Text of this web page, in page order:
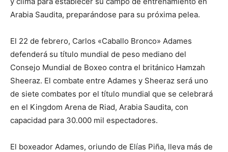
Arabia Saudita, preparándose para su próxima pelea.
El 22 de febrero, Carlos «Caballo Bronco» Adames
defenderá su título mundial de peso mediano del
Consejo Mundial de Boxeo contra el británico Hamzah
Sheeraz. El combate entre Adames y Sheeraz será uno
de siete combates por el título mundial que se celebrará
en el Kingdom Arena de Riad, Arabia Saudita, con
capacidad para 30.000 mil espectadores.
El boxeador Adames, oriundo de Elías Piña, lleva más de